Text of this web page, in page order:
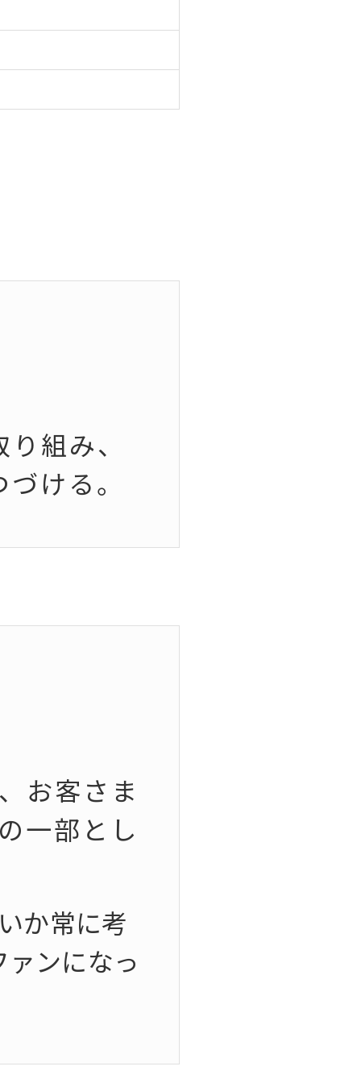
組み、
ける。
お客さま
一部とし
か常に考
ンになっ